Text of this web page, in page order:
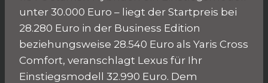
unter 30.000 Euro – liegt der Startpreis bei
28.280 Euro in der Business Edition
beziehungsweise 28.540 Euro als Yaris Cross
Comfort, veranschlagt Lexus für Ihr
Einstiegsmodell 32.990 Euro. Dem